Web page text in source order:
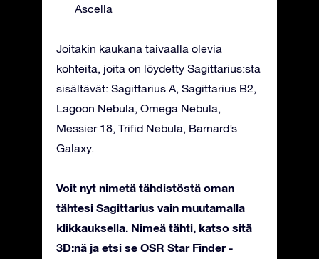
Ascella
Joitakin kaukana taivaalla olevia
kohteita, joita on löydetty Sagittarius:sta
sisältävät: Sagittarius A, Sagittarius B2,
Lagoon Nebula, Omega Nebula,
Messier 18, Trifid Nebula, Barnard’s
Galaxy.
Voit nyt nimetä tähdistöstä oman
tähtesi Sagittarius vain muutamalla
klikkauksella. Nimeä tähti, katso sitä
3D:nä ja etsi se OSR Star Finder -